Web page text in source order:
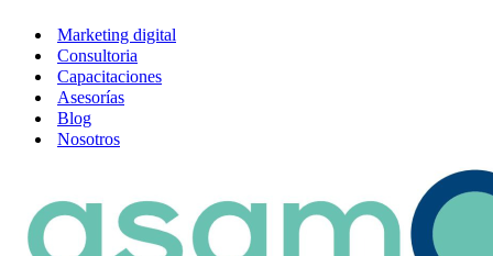
Marketing digital
Consultoria
Capacitaciones
Asesorías
Blog
Nosotros